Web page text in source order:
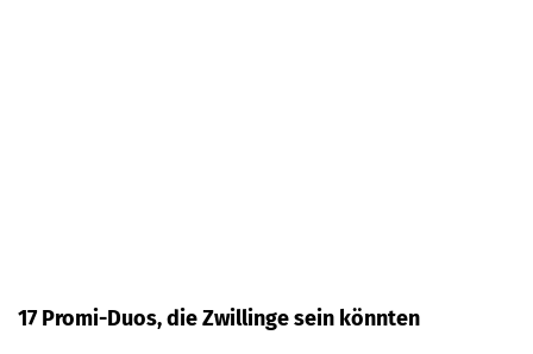
17 Promi-Duos, die Zwillinge sein könnten